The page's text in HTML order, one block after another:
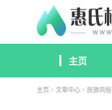
主页
主页 > 文章中心 > 民族风俗